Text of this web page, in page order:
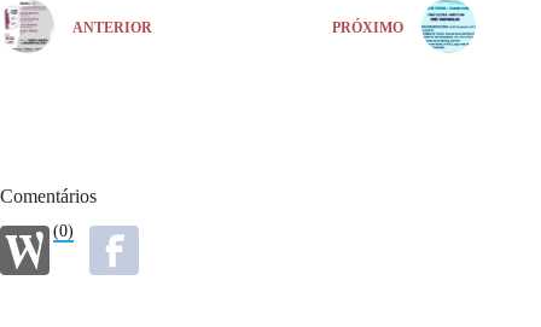
ANTERIOR PRÓXIMO
Comentários
(0)